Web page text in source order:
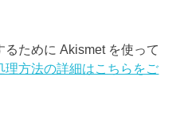
ために Akismet を使って
理方法の詳細はこちらをご